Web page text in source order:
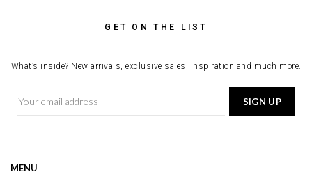
GET ON THE LIST
What’s inside? New arrivals, exclusive sales, inspiration and much more.
MENU